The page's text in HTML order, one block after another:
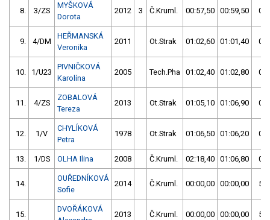
8. 3/ZS
MYŠKOVÁ
Dorota
2012 3 Č.Kruml. 00:57,50 00:59,50
9. 4/DM
HEŘMANSKÁ
Veronika
2011 Ot.Strak 01:02,60 01:01,40
10. 1/U23
PIVNIČKOVÁ
Karolína
2005 Tech.Pha 01:02,40 01:02,80
11. 4/ZS
ZOBALOVÁ
Tereza
2013 Ot.Strak 01:05,10 01:06,90
12. 1/V
CHYLÍKOVÁ
Petra
1978 Ot.Strak 01:06,50 01:06,20
13. 1/DS OLHA Ilina 2008 Č.Kruml. 02:18,40 01:06,80
14.
OUŘEDNÍKOVÁ
Sofie
2014 Č.Kruml. 00:00,00 00:00,00
15.
DVOŘÁKOVÁ
2013 Č.Kruml. 00:00,00 00:00,00